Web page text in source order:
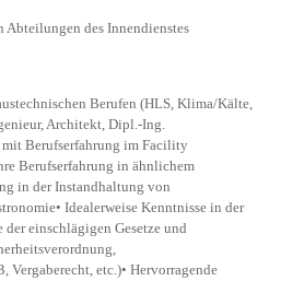
Abteilungen des Innendienstes
Berufen (HLS, Klima/Kälte,
Architekt, Dipl.-Ing.
Berufserfahrung im Facility
Berufserfahrung in ähnlichem
in der Instandhaltung von
Idealerweise Kenntnisse in der
einschlägigen Gesetze und
Vergaberecht, etc.)• Hervorragende